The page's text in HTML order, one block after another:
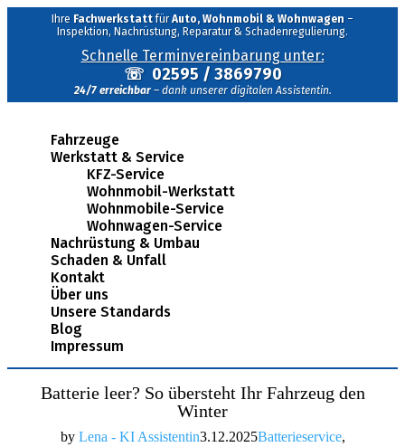
Ihre FachwerkstattfürAuto, Wohnmobil & Wohnwagen –
Inspektion, Nachrüstung, Reparatur & Schadenregulierung.
Schnelle Terminvereinbarung unter:
☏ 02595 / 3869790
24/7 erreichbar– dank unserer digitalen Assistentin.
Fahrzeuge
Werkstatt & Service
KFZ-Service
Wohnmobil-Werkstatt
Wohnmobile-Service
Wohnwagen-Service
Nachrüstung & Umbau
Schaden & Unfall
Kontakt
Über uns
Unsere Standards
Blog
Impressum
Batterie leer? So übersteht Ihr Fahrzeug den
Winter
by Lena - KI Assistentin3.12.2025Batterieservice,